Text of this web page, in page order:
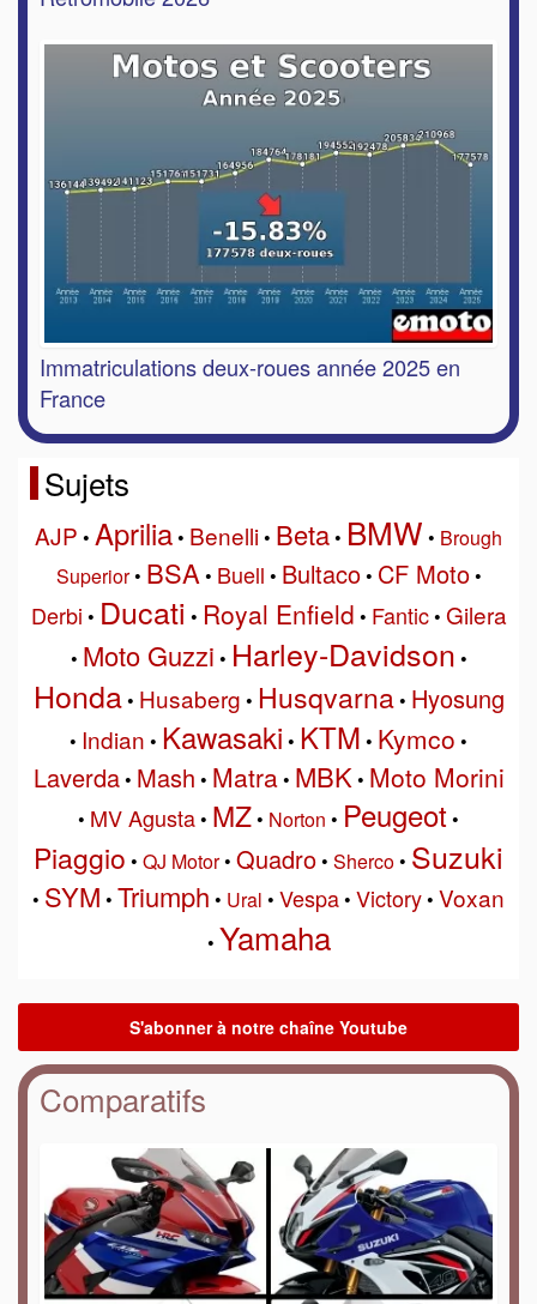
Immatriculations deux-roues année 2025 en
France
Sujets
AJP • Aprilia• Benelli• Beta• BMW • Brough
Superior• BSA• Buell • Bultaco• CF Moto•
Derbi • Ducati • Royal Enfield • Fantic• Gilera
• Moto Guzzi • Harley-Davidson •
Honda• Husaberg • Husqvarna• Hyosung
• Indian • Kawasaki • KTM • Kymco •
Laverda• Mash • Matra• MBK• Moto Morini
• MV Agusta• MZ• Norton • Peugeot •
Piaggio • QJ Motor• Quadro• Sherco• Suzuki
• SYM • Triumph • Ural • Vespa• Victory• Voxan
• Yamaha
Comparatifs